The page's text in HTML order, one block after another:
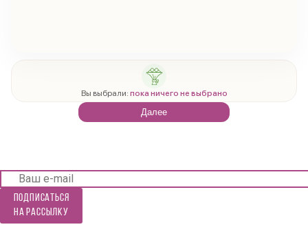
Вы выбрали: пока ничего не выбрано
Далее
Подписаться
на рассылку